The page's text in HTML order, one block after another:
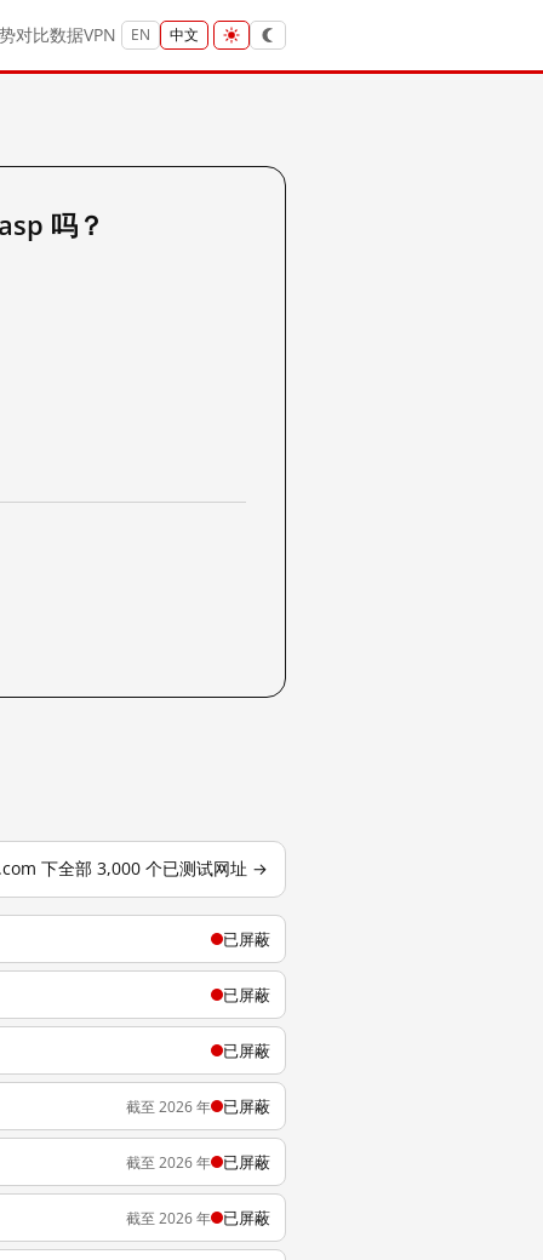
对比数据VPN EN 中文
吗？
下全部 3,000 个已测试网址 →
已屏蔽
已屏蔽
已屏蔽
截至 2026 年 已屏蔽
截至 2026 年 已屏蔽
截至 2026 年 已屏蔽